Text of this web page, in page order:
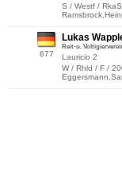
S / Westf /
677
Lukas
Reit-u.
Lauricio 2
W / Rhld / F /